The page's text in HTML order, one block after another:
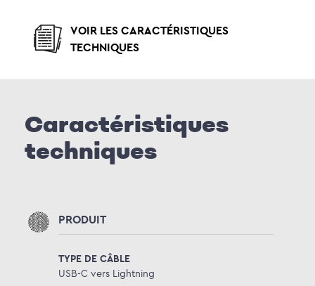
VOIR LES CARACTÉRISTIQUES
TECHNIQUES
Caractéristiques
techniques
PRODUIT
TYPE DE CÂBLE
USB-C vers Lightning